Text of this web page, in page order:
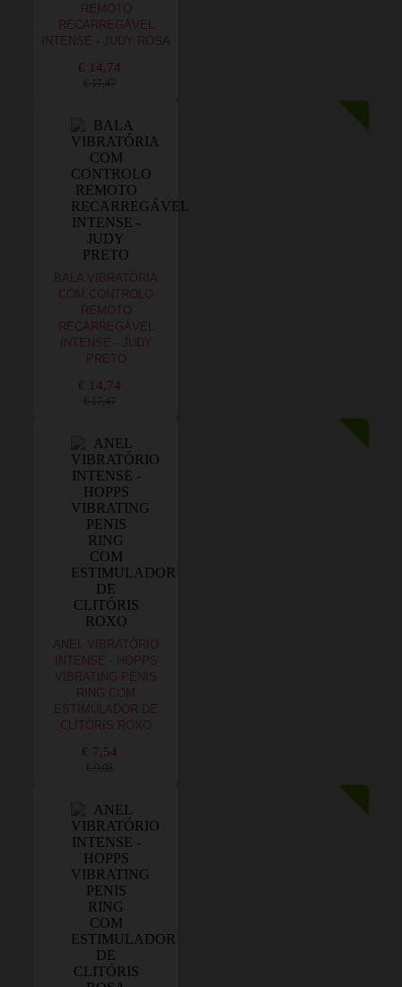
REMOTO
RECARREGÁVEL
INTENSE - JUDY ROSA
€ 14,74
€ 17,47
BALA VIBRATÓRIA
COM CONTROLO
REMOTO
RECARREGÁVEL
INTENSE - JUDY
PRETO
€ 14,74
€ 17,47
ANEL VIBRATÓRIO
INTENSE - HOPPS
VIBRATING PENIS
RING COM
ESTIMULADOR DE
CLITÓRIS ROXO
€ 7,54
€ 9,08